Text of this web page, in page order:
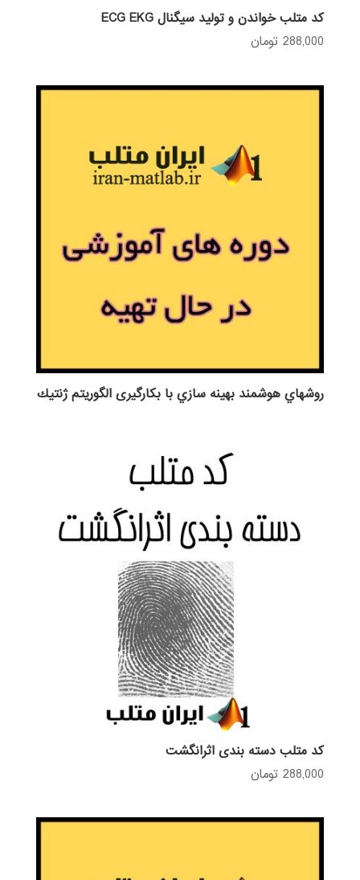
کد متلب خواندن و تولید سیگنال ECG EKG
288,000 تومان
روش‎هاي هوشمند بهينه سازي با بکارگیری الگوريتم ژنتيك
کد متلب دسته بندی اثرانگشت
288,000 تومان